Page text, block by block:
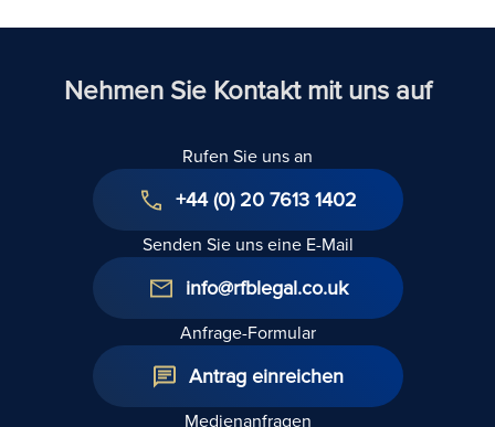
Nehmen Sie Kontakt mit uns auf
Rufen Sie uns an
+44 (0) 20 7613 1402
Senden Sie uns eine E-Mail
info@rfblegal.co.uk
Anfrage-Formular
Antrag einreichen
Medienanfragen